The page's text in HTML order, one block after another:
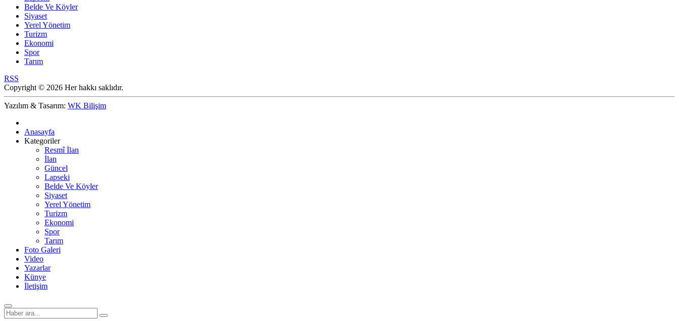
Belde Ve Köyler
Siyaset
Yerel Yönetim
Turizm
Ekonomi
Spor
Tarım
RSS
Copyright © 2026 Her hakkı saklıdır.
Yazılım & Tasarım: WK Bilişim
Anasayfa
Kategoriler
Resmî İlan
İlan
Güncel
Lapseki
Belde Ve Köyler
Siyaset
Yerel Yönetim
Turizm
Ekonomi
Spor
Tarım
Foto Galeri
Video
Yazarlar
Künye
İletişim